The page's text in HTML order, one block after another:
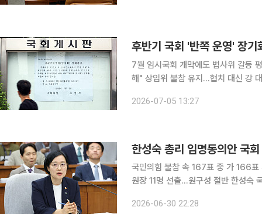
후반기 국회 '반쪽 운영' 장
7월 임시국회 개막에도 법사위 갈등
해" 상임위 불참 유지…협치 대신 강 대 강 22대 국회 후반기 원 구성이 사실상 파행 상태
민의힘의 국회 보이콧에도 단독으로
2026-07-05 13:27
한성숙 총리 임명동의안 국
국민의힘 불참 속 167표 중 가 166표
원장 11명 선출…원구성 절반 한성숙 국무총리 후보자 임명동의안이 국민의힘이 표결에 불참한 가운
장 임명승인안을 무기명 투표로 표결
2026-06-30 22:28